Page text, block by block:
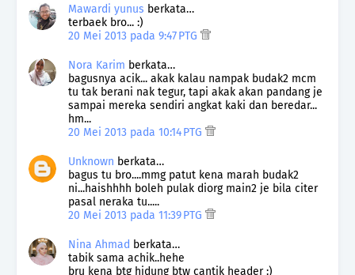
Mawardi yunus berkata…
terbaek bro... :)
20 Mei 2013 pada 9:47 PTG
Nora Karim berkata…
bagusnya acik... akak kalau nampak budak2 mcm
tu tak berani nak tegur, tapi akak akan pandang je
sampai mereka sendiri angkat kaki dan beredar...
hm...
20 Mei 2013 pada 10:14 PTG
Unknown berkata…
bagus tu bro....mmg patut kena marah budak2
ni...haishhhh boleh pulak diorg main2 je bila citer
pasal neraka tu.....
20 Mei 2013 pada 11:39 PTG
Nina Ahmad berkata…
tabik sama achik..hehe
bru kena btg hidung btw cantik header :)